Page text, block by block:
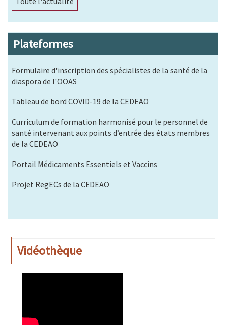
Plateformes
Formulaire d'inscription des spécialistes de la santé de la
diaspora de l'OOAS
Tableau de bord COVID-19 de la CEDEAO
Curriculum de formation harmonisé pour le personnel de
santé intervenant aux points d’entrée des états membres
de la CEDEAO
Portail Médicaments Essentiels et Vaccins
Projet RegECs de la CEDEAO
Vidéothèque